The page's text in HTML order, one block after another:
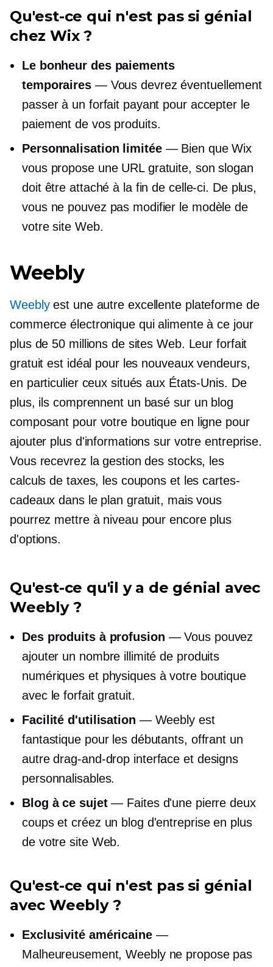
Qu'est-ce qui n'est pas si génial
chez Wix ?
Le bonheur des paiements
temporaires— Vous devrez éventuellement
passer à un forfait payant pour accepter le
paiement de vos produits.
Personnalisation limitée— Bien que Wix
vous propose une URL gratuite, son slogan
doit être attaché à la fin de celle-ci. De plus,
vous ne pouvez pas modifier le modèle de
votre site Web.
Weebly
Weeblyest une autre excellente plateforme de
commerce électronique qui alimente à ce jour
plus de 50 millions de sites Web. Leur forfait
gratuit est idéal pour les nouveaux vendeurs,
en particulier ceux situés aux États-Unis. De
plus, ils comprennent un basé sur un blog
composant pour votre boutique en ligne pour
ajouter plus d'informations sur votre entreprise.
Vous recevrez la gestion des stocks, les
calculs de taxes, les coupons et les cartes-
cadeaux dans le plan gratuit, mais vous
pourrez mettre à niveau pour encore plus
d'options.
Qu'est-ce qu'il y a de génial avec
Weebly ?
Des produits à profusion — Vous pouvez
ajouter un nombre illimité de produits
numériques et physiques à votre boutique
avec le forfait gratuit.
Facilité d'utilisation — Weebly est
fantastique pour les débutants, offrant un
autredrag-and-drop interface et designs
personnalisables.
Blog à ce sujet— Faites d'une pierre deux
coups et créez un blog d'entreprise en plus
de votre site Web.
Qu'est-ce qui n'est pas si génial
avec Weebly ?
Exclusivité américaine—
Malheureusement, Weebly ne propose pas